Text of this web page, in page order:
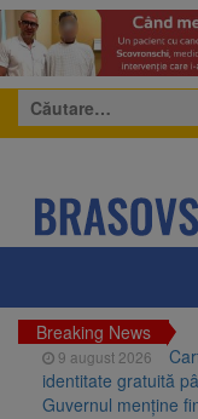
Caută
după:
Breaking News
9 august 2026
identitate gratuită
Guvernul menține